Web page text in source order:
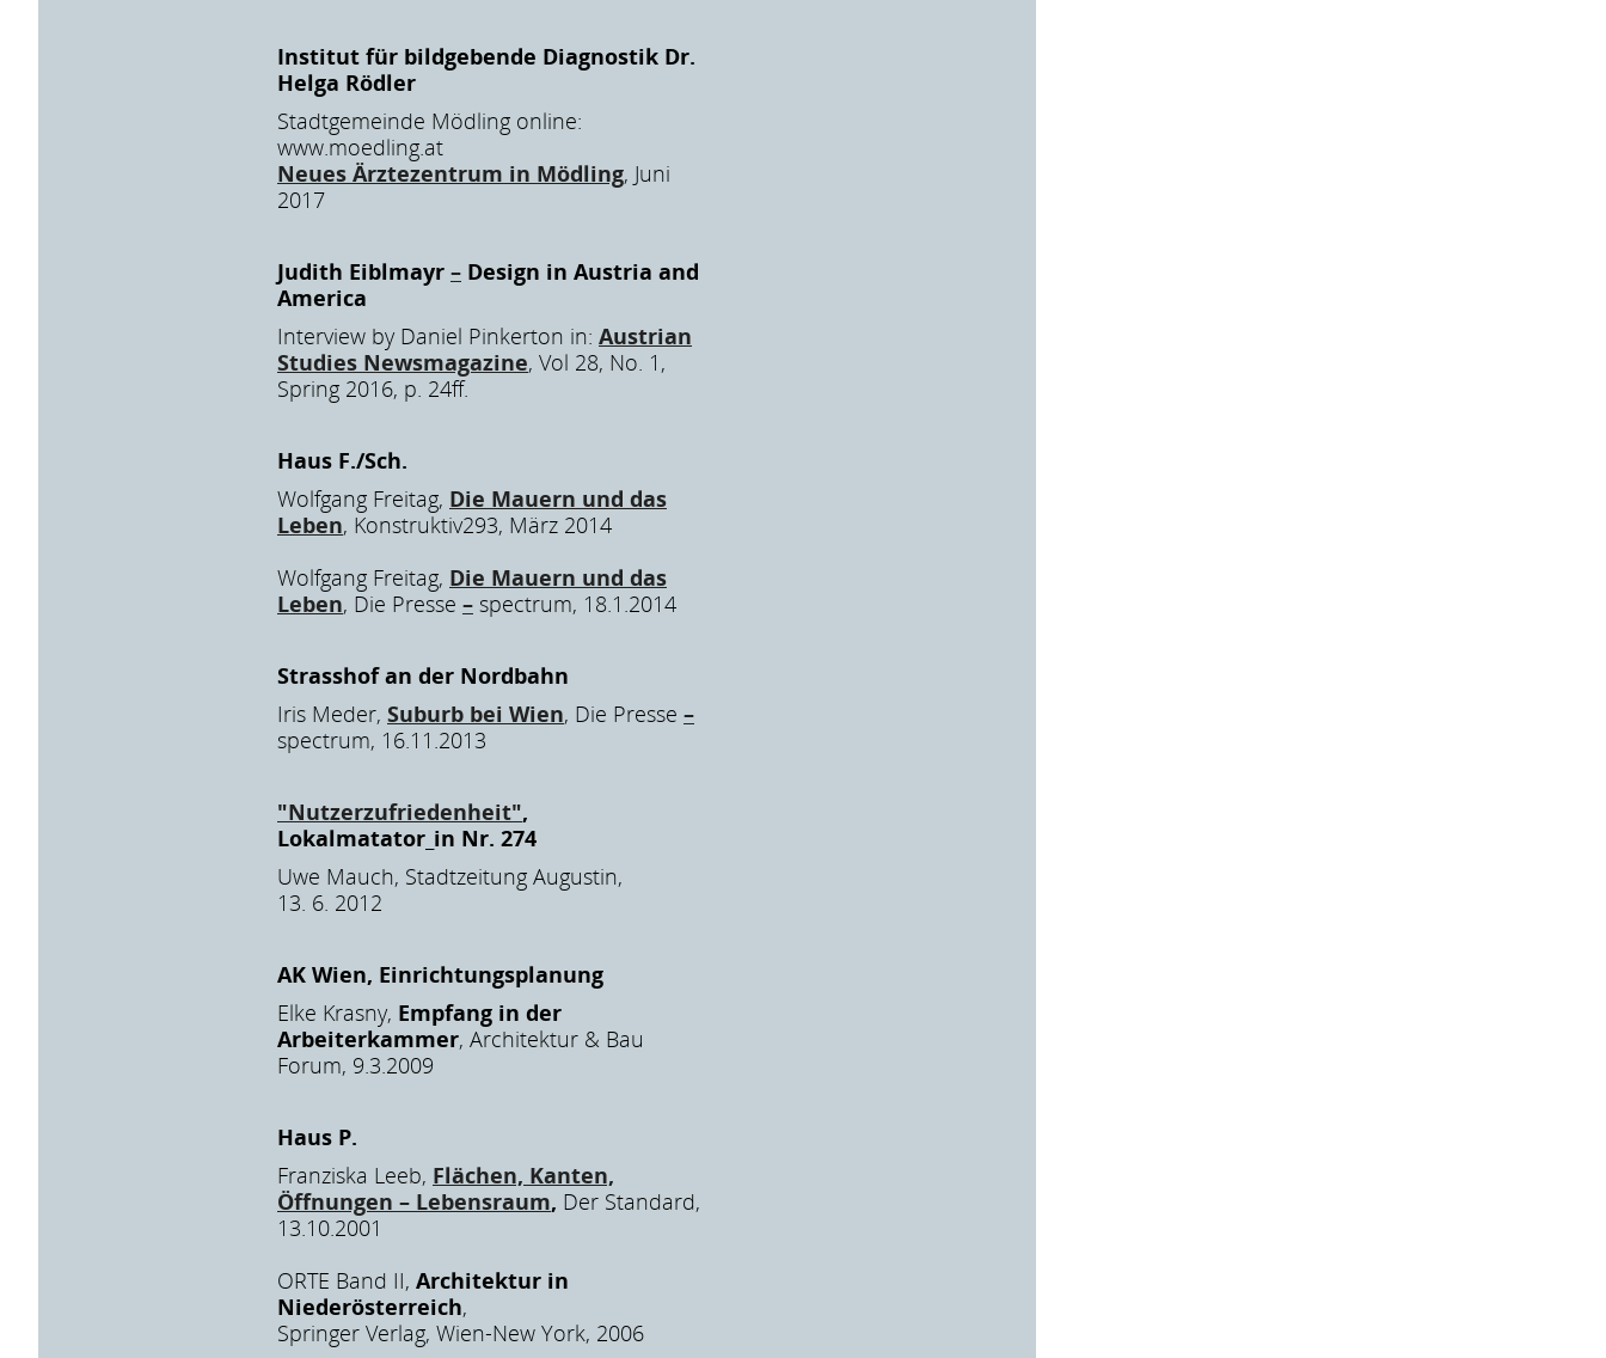
Institut für bildgebende Diagnostik Dr.
Helga Rödler
Stadtgemeinde Mödling online:
www.moedling.at
Neues Ärztezentrum in Mödling, Juni
2017
Judith Eiblmayr – Design in Austria and
America
Interview by Daniel Pinkerton in: Austrian
Studies Newsmagazine, Vol 28, No. 1,
Spring 2016, p. 24ff.
Haus F./Sch.
Wolfgang Freitag, Die Mauern und das
Leben, Konstruktiv293, März 2014
Wolfgang Freitag, Die Mauern und das
Leben, Die Presse – spectrum, 18.1.2014
Strasshof an der Nordbahn
Iris Meder, Suburb bei Wien, Die Presse –
spectrum, 16.11.2013
"Nutzerzufriedenheit",
Lokalmatator_in Nr. 274
Uwe Mauch, Stadtzeitung Augustin,
13. 6. 2012
AK Wien, Einrichtungsplanung
Elke Krasny, Empfang in der
Arbeiterkammer, Architektur & Bau
Forum, 9.3.2009
Haus P.
Franziska Leeb, Flächen, Kanten,
Öffnungen – Lebensraum, Der Standard,
13.10.2001
ORTE Band II, Architektur in
Niederösterreich,
Springer Verlag, Wien-New York, 2006